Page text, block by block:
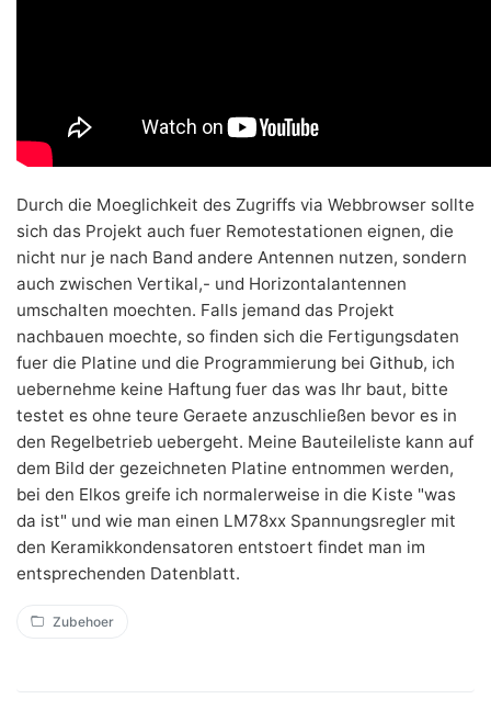
Durch die Moeglichkeit des Zugriffs via Webbrowser sollte
sich das Projekt auch fuer Remotestationen eignen, die
nicht nur je nach Band andere Antennen nutzen, sondern
auch zwischen Vertikal,- und Horizontalantennen
umschalten moechten. Falls jemand das Projekt
nachbauen moechte, so finden sich die Fertigungsdaten
fuer die Platine und die Programmierung bei Github, ich
uebernehme keine Haftung fuer das was Ihr baut, bitte
testet es ohne teure Geraete anzuschließen bevor es in
den Regelbetrieb uebergeht. Meine Bauteileliste kann auf
dem Bild der gezeichneten Platine entnommen werden,
bei den Elkos greife ich normalerweise in die Kiste "was
da ist" und wie man einen LM78xx Spannungsregler mit
den Keramikkondensatoren entstoert findet man im
entsprechenden Datenblatt.
Zubehoer